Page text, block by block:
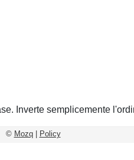
Inverte semplicemente
© Mozq| Policy